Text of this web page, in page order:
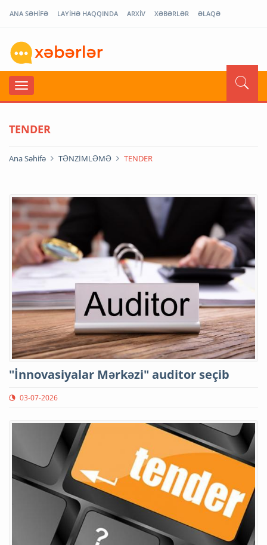
ANA SƏHİFƏ LAYİHƏ HAQQINDA ARXİV XƏBƏRLƏR ƏLAQƏ
TENDER
Ana Səhifə TƏNZİMLƏMƏ TENDER
"İnnovasiyalar Mərkəzi" auditor seçib
03-07-2026